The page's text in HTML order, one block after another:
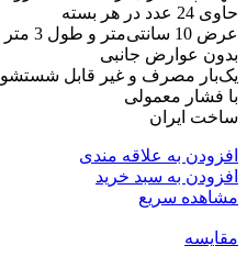
حاوی 24 عدد در هر بسته
عرض 10 سانتی‌متر و طول 3 متر
بدون عوارض جانبی
یک‌بار مصرف و غیر قابل شستشو
با فشار معمولی
ساخت ایران
افزودن به علاقه مندی
افزودن به سبد خرید
مشاهده سریع
مقایسه